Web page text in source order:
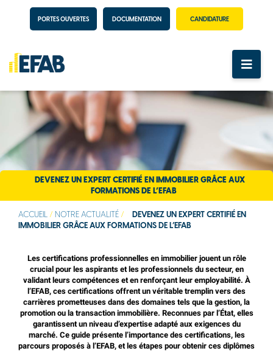
PORTES OUVERTES DOCUMENTATION CANDIDATURE
DEVENEZ UN EXPERT CERTIFIÉ EN IMMOBILIER GRÂCE AUX
FORMATIONS DE L’EFAB
ACCUEIL / NOTRE ACTUALITÉ /
DEVENEZ UN EXPERT CERTIFIÉ EN
IMMOBILIER GRÂCE AUX FORMATIONS DE L’EFAB
Les certifications professionnelles en immobilier jouent un rôle
crucial pour les aspirants et les professionnels du secteur, en
validant leurs compétences et en renforçant leur employabilité. À
l’EFAB, ces certifications offrent un véritable tremplin vers des
carrières prometteuses dans des domaines tels que la gestion, la
promotion ou la transaction immobilière. Reconnues par l’État, elles
garantissent un niveau d’expertise adapté aux exigences du
marché. Ce guide présente l’importance des certifications, les
parcours proposés à l’EFAB, et les étapes pour obtenir ces diplômes